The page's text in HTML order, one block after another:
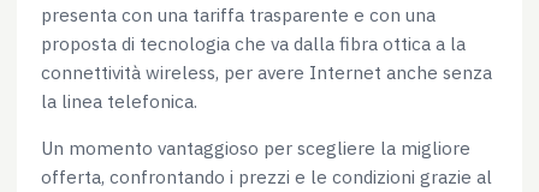
presenta con una tariffa trasparente e con una
proposta di tecnologia che va dalla fibra ottica a la
connettività wireless, per avere Internet anche senza
la linea telefonica.
Un momento vantaggioso per scegliere la migliore
offerta, confrontando i prezzi e le condizioni grazie al